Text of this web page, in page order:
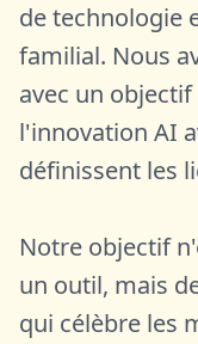
de technologie
familial. Nous
avec un
l'innovation AI
définissent les
Notre objectif
un outil, mais
qui célèbre les